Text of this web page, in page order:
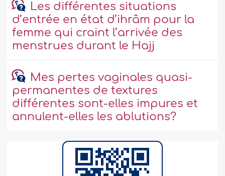
Les différentes situations
d’entrée en état d’ihrâm pour la
femme qui craint l’arrivée des
menstrues durant le Hajj
Mes pertes vaginales quasi-
permanentes de textures
différentes sont-elles impures et
annulent-elles les ablutions?